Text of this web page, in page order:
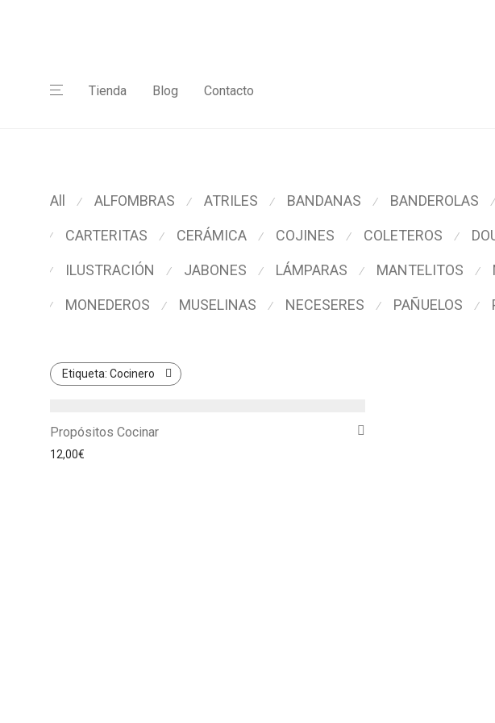
Tienda Blog Contacto
All ⁄ ALFOMBRAS ⁄ ATRILES ⁄ BANDANAS ⁄ BANDEROLAS ⁄
⁄ CARTERITAS ⁄ CERÁMICA ⁄ COJINES ⁄ COLETEROS ⁄
⁄ ILUSTRACIÓN ⁄ JABONES ⁄ LÁMPARAS ⁄ MANTELITOS ⁄
⁄ MONEDEROS ⁄ MUSELINAS ⁄ NECESERES ⁄ PAÑUELOS ⁄
Etiqueta: Cocinero
Propósitos Cocinar
12,00€